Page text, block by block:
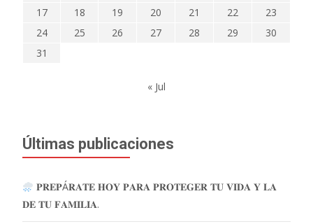
17
18 19 20 21 22
23
24
25 26 27 28 29
30
31
« Jul
Últimas publicaciones
𝐏𝐑𝐄𝐏Á𝐑𝐀𝐓𝐄 𝐇𝐎𝐘 𝐏𝐀𝐑𝐀 𝐏𝐑𝐎𝐓𝐄𝐆𝐄𝐑 𝐓𝐔 𝐕𝐈𝐃𝐀 𝐘 𝐋𝐀
𝐃𝐄 𝐓𝐔 𝐅𝐀𝐌𝐈𝐋𝐈𝐀.